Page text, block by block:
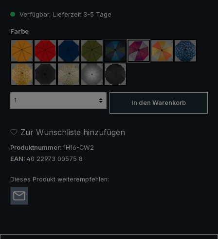
Verfügbar, Lieferzeit 3-5 Tage
Farbeauswählen
orange rot marineblauolivgrün blau / grün
(Diese Option ist zurzeit nicht
lila / rot / grauorange / gelb
blau /
gelb / orange kariert
schwarzcamouflagesilber, UV-Schutz 50+
schwarz, mit Reflektoren
In den Warenkorb
Zur Wunschliste hinzufügen
Produktnummer: 1H16-CW2
EAN: 40 22973 00575 8
Dieses Produkt weiterempfehlen: